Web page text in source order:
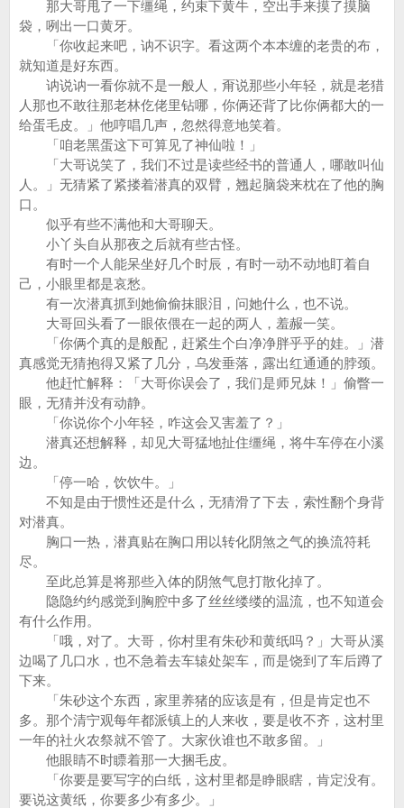
那大哥甩了一下缰绳，约束下黄牛，空出手来摸了摸脑
袋，咧出一口黄牙。
「你收起来吧，讷不识字。看这两个本本缠的老贵的布，
就知道是好东西。
讷说讷一看你就不是一般人，甭说那些小年轻，就是老猎
人那也不敢往那老林仡佬里钻哪，你俩还背了比你俩都大的一
给蛋毛皮。」他哼唱几声，忽然得意地笑着。
「咱老黑蛋这下可算见了神仙啦！」
「大哥说笑了，我们不过是读些经书的普通人，哪敢叫仙
人。」无猜紧了紧搂着潜真的双臂，翘起脑袋来枕在了他的胸
口。
似乎有些不满他和大哥聊天。
小丫头自从那夜之后就有些古怪。
有时一个人能呆坐好几个时辰，有时一动不动地盯着自
己，小眼里都是哀愁。
有一次潜真抓到她偷偷抹眼泪，问她什么，也不说。
大哥回头看了一眼依偎在一起的两人，羞赧一笑。
「你俩个真的是般配，赶紧生个白净净胖乎乎的娃。」潜
真感觉无猜抱得又紧了几分，乌发垂落，露出红通通的脖颈。
他赶忙解释：「大哥你误会了，我们是师兄妹！」偷瞥一
眼，无猜并没有动静。
「你说你个小年轻，咋这会又害羞了？」
潜真还想解释，却见大哥猛地扯住缰绳，将牛车停在小溪
边。
「停一哈，饮饮牛。」
不知是由于惯性还是什么，无猜滑了下去，索性翻个身背
对潜真。
胸口一热，潜真贴在胸口用以转化阴煞之气的换流符耗
尽。
至此总算是将那些入体的阴煞气息打散化掉了。
隐隐约约感觉到胸腔中多了丝丝缕缕的温流，也不知道会
有什么作用。
「哦，对了。大哥，你村里有朱砂和黄纸吗？」大哥从溪
边喝了几口水，也不急着去车辕处架车，而是饶到了车后蹲了
下来。
「朱砂这个东西，家里养猪的应该是有，但是肯定也不
多。那个清宁观每年都派镇上的人来收，要是收不齐，这村里
一年的社火农祭就不管了。大家伙谁也不敢多留。」
他眼睛不时瞟着那一大捆毛皮。
「你要是要写字的白纸，这村里都是睁眼瞎，肯定没有。
要说这黄纸，你要多少有多少。」